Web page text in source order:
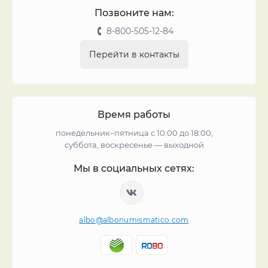
Позвоните нам:
8-800-505-12-84
Перейти в контакты
Время работы
понедельник–пятница с 10:00 до 18:00,
суббота, воскресенье — выходной
Мы в социальных сетях:
albo@albonumismatico.com